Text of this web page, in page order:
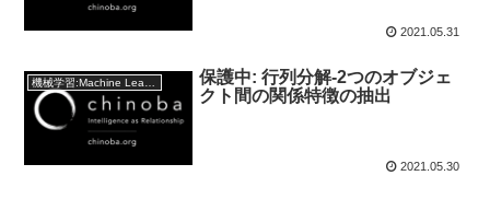
2021.05.31
保護中: 行列分解-2つのオブジェ
クト間の関係特徴の抽出
2021.05.30